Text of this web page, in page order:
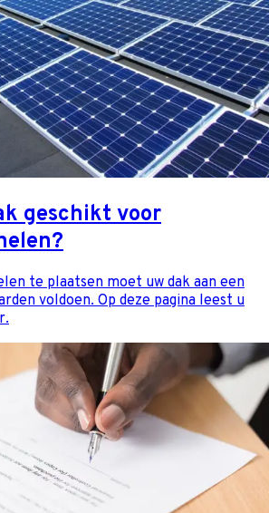
geschikt voor
te plaatsen moet uw dak aan een
voldoen. Op deze pagina leest u